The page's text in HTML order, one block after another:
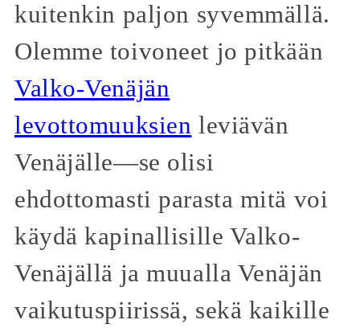
kuitenkin paljon syvemmällä.
Olemme toivoneet jo pitkään
Valko-Venäjän
levottomuuksien leviävän
Venäjälle—se olisi
ehdottomasti parasta mitä voi
käydä kapinallisille Valko-
Venäjällä ja muualla Venäjän
vaikutuspiirissä, sekä kaikille